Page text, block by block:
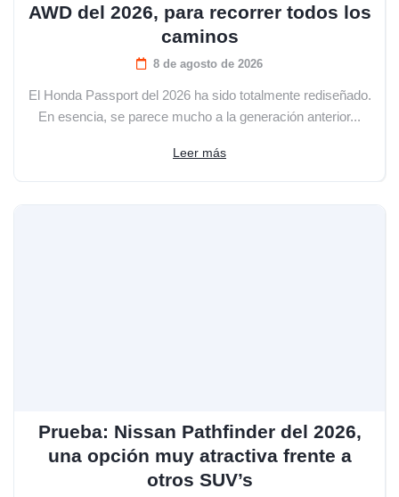
AWD del 2026, para recorrer todos los
caminos
8 de agosto de 2026
El Honda Passport del 2026 ha sido totalmente rediseñado.
En esencia, se parece mucho a la generación anterior...
Leer más
Prueba: Nissan Pathfinder del 2026,
una opción muy atractiva frente a
otros SUV’s